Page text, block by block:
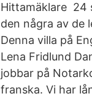
Hittamäklare 24
den några av de
Denna villa på
Lena Fridlund
jobbar på
franska. Vi har